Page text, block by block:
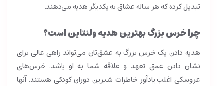
تبدیل کرده که هر ساله عشاق به یکدیگر هدیه می‌دهند.
چرا خرس بزرگ بهترین هدیه ولنتاین است؟
هدیه دادن یک خرس بزرگ به عشق‌تان می‌تواند راهی عالی برای
نشان دادن عمق تعهد و علاقه شما به او باشد. خرس‌های
عروسکی اغلب یادآور خاطرات شیرین دوران کودکی هستند. آنها